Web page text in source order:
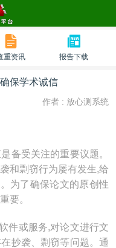
重资讯 报告下载
保学术诚信
作者 : 放心测系统
备受关注的重要议题。
和剽窃行为屡有发生,给
为了确保论文的原创性
要。
件或服务,对论文进行文
抄袭、剽窃等问题。通